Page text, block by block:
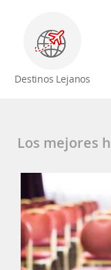
Destinos Lejanos
Los mejores